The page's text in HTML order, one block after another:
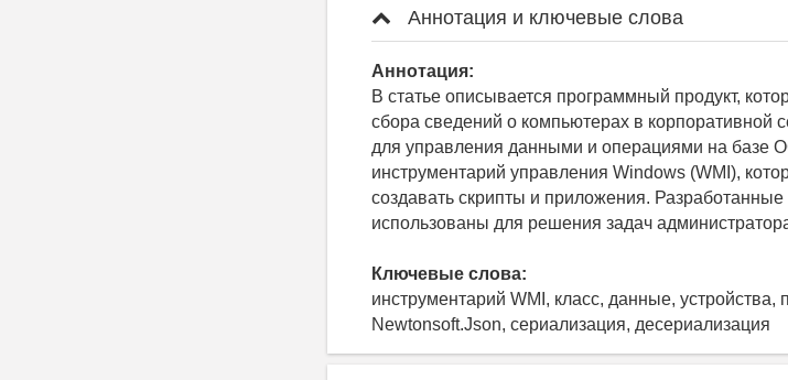
Аннотация и ключевые слова
Аннотация:
В статье описывается программный продукт,
сбора сведений о компьютерах в корпоративной
для управления данными и операциями на базе
инструментарий управления Windows (WMI),
создавать скрипты и приложения.
использованы для решения задач
Ключевые слова:
инструментарий WMI, класс, данные,
Newtonsoft.Json, сериализация, десериализация